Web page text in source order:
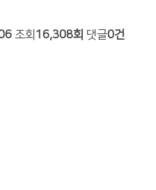
조회 16,308회 댓글0건